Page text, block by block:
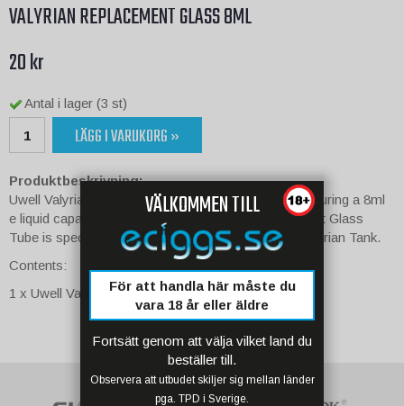
VALYRIAN REPLACEMENT GLASS 8ML
20 kr
Antal i lager (3 st)
LÄGG I VARUKORG »
Produktbeskrivning:
Uwell Valyrian Glass is a replacement glass tube featuring a 8ml
e liquid capacity. The Uwell Valyrian 8ml Replacement Glass
Tube is specifically designed for the use with the Valyrian Tank.
Contents:
1 x Uwell Valyrian 8ml Replacement Glass
VÄLKOMMEN TILL
För att handla här måste du
vara 18 år eller äldre
Fortsätt genom att välja vilket land du
beställer till.
Observera att utbudet skiljer sig mellan länder
pga. TPD i Sverige.